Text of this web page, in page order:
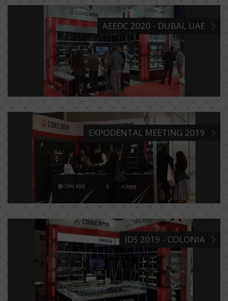
AEEDC 2020 - DUBAI, UAE
EXPODENTAL MEETING 2019
IDS 2019 - COLONIA